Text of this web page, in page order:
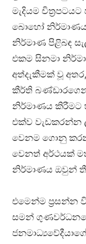
මැදියම චිත්‍රපටයට
බොහෝ
නිර්මාණ පිළිබඳ
එකම සිනමා
අත්දැකීමක් වූ
කීර්ති
නිර්මාණය
එක්ව වැඩකරන්න
වෙනම ගොනු
වෙනත් අර්ථයක්
නිර්මාණය ඔවුන්
එමෙන්ම ප්‍රසන්න
සමන්